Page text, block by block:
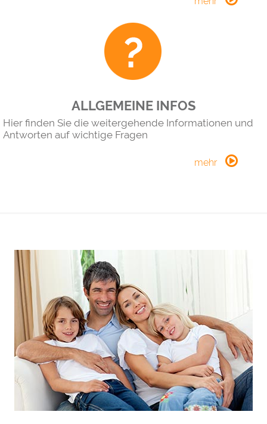
ALLGEMEINE INFOS
Hier finden Sie die weitergehende Informationen und
Antworten auf wichtige Fragen